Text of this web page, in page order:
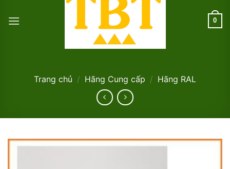
0
Trang chủ / Hãng Cung cấp / Hãng RAL